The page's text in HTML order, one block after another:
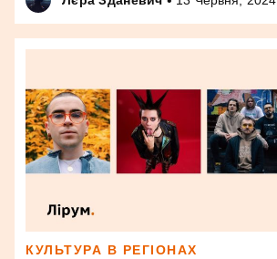
КУЛЬТУРА В РЕГІОНАХ